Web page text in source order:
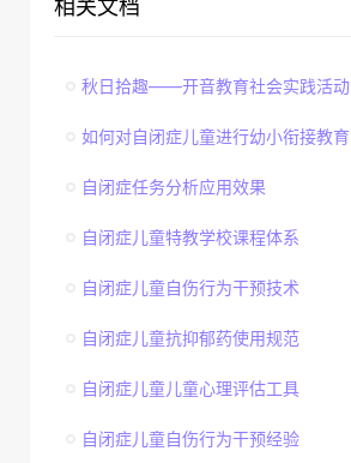
相关文档
秋日拾趣——开音教育社会实践活动
如何对自闭症儿童进行幼小衔接教育
自闭症任务分析应用效果
自闭症儿童特教学校课程体系
自闭症儿童自伤行为干预技术
自闭症儿童抗抑郁药使用规范
自闭症儿童儿童心理评估工具
自闭症儿童自伤行为干预经验